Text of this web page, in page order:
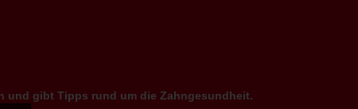
und gibt Tipps rund um die Zahngesundheit.